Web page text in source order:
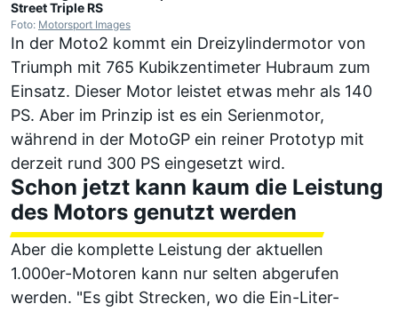
Street Triple RS
Foto: Motorsport Images
In der Moto2 kommt ein Dreizylindermotor von
Triumph mit 765 Kubikzentimeter Hubraum zum
Einsatz. Dieser Motor leistet etwas mehr als 140
PS. Aber im Prinzip ist es ein Serienmotor,
während in der MotoGP ein reiner Prototyp mit
derzeit rund 300 PS eingesetzt wird.
Schon jetzt kann kaum die Leistung
des Motors genutzt werden
Aber die komplette Leistung der aktuellen
1.000er-Motoren kann nur selten abgerufen
werden. "Es gibt Strecken, wo die Ein-Liter-